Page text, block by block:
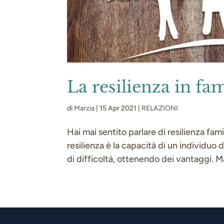
La resilienza in
di Marzia |15 Apr 2021 RELAZIONI
Hai mai sentito parlare di resilienza
resilienza è la capacità di un individuo
di difficoltà, ottenendo dei vantaggi.